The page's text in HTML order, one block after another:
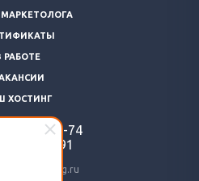
РАБОТЕ
ХОСТИНГ
922-48-74
869-64-91